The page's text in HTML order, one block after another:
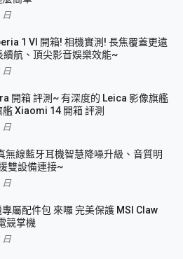
日
1 VI 開箱! 相機實測! 長焦覆蓋更遠
續航、頂尖影音娛樂效能~
日
開箱 評測~ 有深度的 Leica 影像旗艦
Xiaomi 14 開箱 評測
日
無線藍牙耳機智慧降噪升級、音質明
雙設備連接~
日
專屬配件包 來囉 完美保護 MSI Claw
競掌機
日